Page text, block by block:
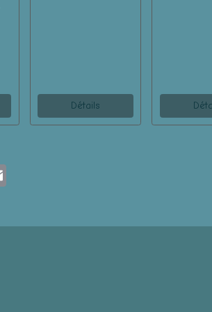
Détails